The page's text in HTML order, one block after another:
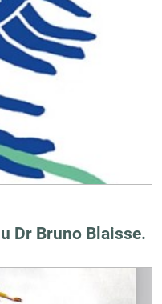
Dr Bruno Blaisse.